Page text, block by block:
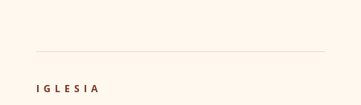
IGLESIA